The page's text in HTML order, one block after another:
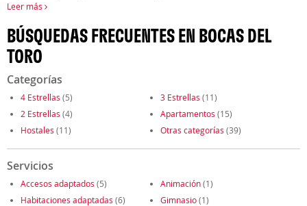
Leer más
BÚSQUEDAS FRECUENTES EN BOCAS DEL
TORO
Categorías
4 Estrellas (5) 3 Estrellas (11)
2 Estrellas (4) Apartamentos (15)
Hostales (11) Otras categorías (39)
Servicios
Accesos adaptados (5) Animación(1)
Habitaciones adaptadas (6) Gimnasio(1)